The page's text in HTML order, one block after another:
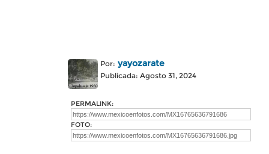
Por: yayozarate
Publicada: Agosto 31, 2024
PERMALINK:
FOTO: